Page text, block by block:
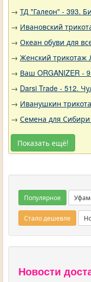
→ ТД "Галеон" - 393.
→ Ивановский
→ Океан обуви для
→ Женский трикотаж
→ Ваш ORGANIZER -
→ Darsi Trade - 512.
→ Иванушкин
→ Семена для
Показать ещё!
Популярное
Стало дешевле
Новости